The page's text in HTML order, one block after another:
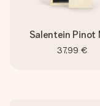
Salentein Pinot
37,99 €